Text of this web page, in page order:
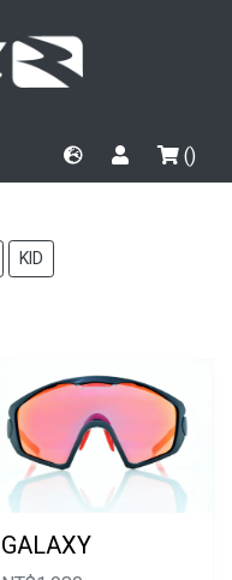
()
KID
GALAXY